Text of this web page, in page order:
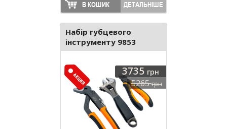
В КОШИК ДЕТАЛЬНІШЕ
Набір губцевого
інструменту 9853
3735 грн
5265грн